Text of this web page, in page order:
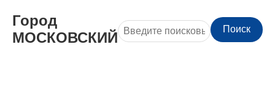
Город
МОСКОВСКИЙ
Поиск